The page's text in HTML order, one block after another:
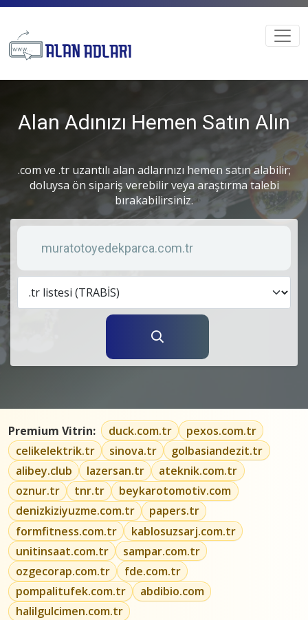
Alan Adınızı Hemen Satın Alın
.com ve .tr uzantılı alan adlarınızı hemen satın alabilir;
doluysa ön sipariş verebilir veya araştırma talebi
bırakabilirsiniz.
Anahtar kelime
Premium Vitrin: duck.com.tr
pexos.com.tr
celikelektrik.tr
sinova.tr
golbasiandezit.tr
alibey.club
lazersan.tr
ateknik.com.tr
oznur.tr
tnr.tr
beykarotomotiv.com
denizkiziyuzme.com.tr
papers.tr
formfitness.com.tr
kablosuzsarj.com.tr
unitinsaat.com.tr
sampar.com.tr
ozgecorap.com.tr
fde.com.tr
pompalitufek.com.tr
abdibio.com
halilgulcimen.com.tr